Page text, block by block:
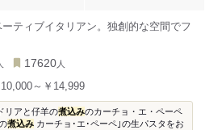
ティブイタリアン。独創的な空間でフ
17620 人
10,000～￥14,999
リアと仔羊の煮込みのカーチョ・エ・ペーペ
煮込み カーチョ･エ･ペーペ｣の生パスタをお